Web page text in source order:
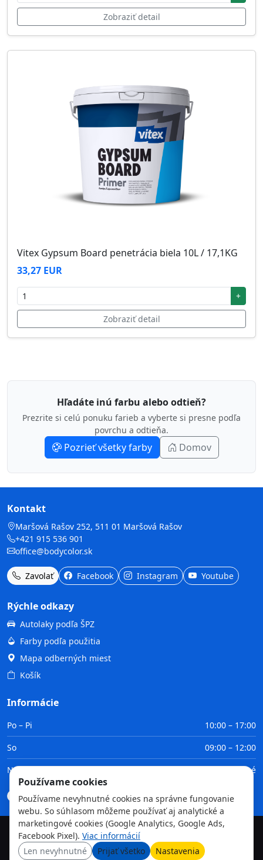
Zobraziť detail
Vitex Gypsum Board penetrácia biela 10L / 17,1KG
33,27 EUR
+
Zobraziť detail
Hľadáte inú farbu alebo odtieň?
Prezrite si celú ponuku farieb a vyberte si presne podľa
povrchu a odtieňa.
Pozrieť všetky farby Domov
Kontakt
Maršová Rašov 252, 511 01 Maršová Rašov
+421 915 536 901
office@bodycolor.sk
Zavolať Facebook Instagram Youtube
Rýchle odkazy
Autolaky podľa ŠPZ
Farby podľa použitia
Mapa odberných miest
Košík
Informácie
Po – Pi
10:00 – 17:00
So
09:00 – 12:00
Ne
Zatvorené
Doprava Platba Obchodné podmienky GDPR
©2026TvojaFarba.sk • Všetky práva vyhradené
GDPR
Obchodné podmienky Doprava Platba
Používame cookies
Používame nevyhnutné cookies na správne fungovanie
webu. So súhlasom môžeme používať aj analytické a
marketingové cookies (Google Analytics, Google Ads,
Facebook Pixel). Viac informácií
Len nevyhnutné
Prijať všetko Nastavenia